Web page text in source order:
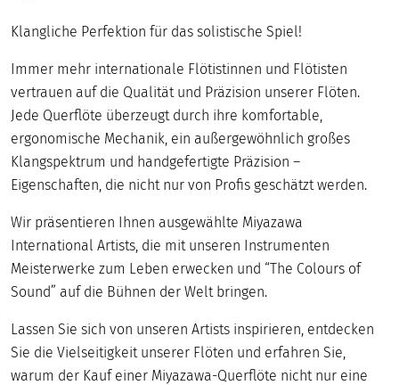
Klangliche Perfektion für das solistische Spiel!
Immer mehr internationale Flötistinnen und Flötisten
vertrauen auf die Qualität und Präzision unserer Flöten.
Jede Querflöte überzeugt durch ihre komfortable,
ergonomische Mechanik, ein außergewöhnlich großes
Klangspektrum und handgefertigte Präzision –
Eigenschaften, die nicht nur von Profis geschätzt werden.
Wir präsentieren Ihnen ausgewählte Miyazawa
International Artists, die mit unseren Instrumenten
Meisterwerke zum Leben erwecken und “The Colours of
Sound” auf die Bühnen der Welt bringen.
Lassen Sie sich von unseren Artists inspirieren, entdecken
Sie die Vielseitigkeit unserer Flöten und erfahren Sie,
warum der Kauf einer Miyazawa-Querflöte nicht nur eine